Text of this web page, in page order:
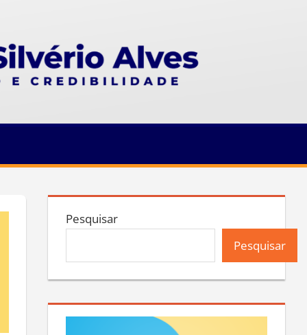
Pesquisar
Pesquisar